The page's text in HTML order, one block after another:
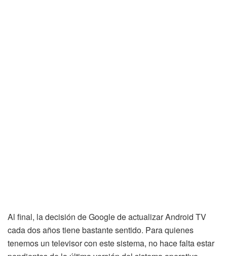
Al final, la decisión de Google de actualizar Android TV
cada dos años tiene bastante sentido. Para quienes
tenemos un televisor con este sistema, no hace falta estar